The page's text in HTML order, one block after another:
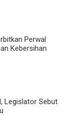
Perwal
Kebersihan
Legislator Sebut